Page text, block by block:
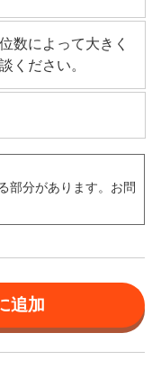
数によって大きく
ください。
部分があります。お問